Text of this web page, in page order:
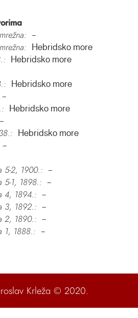
–
Hebridsko more
Hebridsko more
Hebridsko more
–
Hebridsko more
–
Hebridsko more
–
5-2, 1900.: –
5-1, 1898.: –
4, 1894.: –
3, 1892.: –
2, 1890.: –
1, 1888.: –
Krleža © 2020.